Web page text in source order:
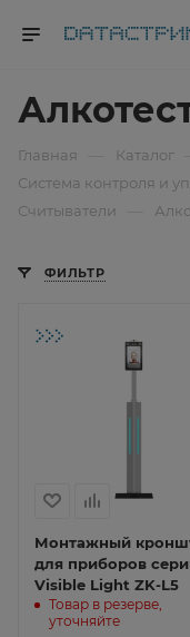
Главная Каталог
Система контроля и
Считыватели
ФИЛЬТР
Монтажный
для приборов
Visible Light ZK-L5
Товар в резерве,
уточняйте